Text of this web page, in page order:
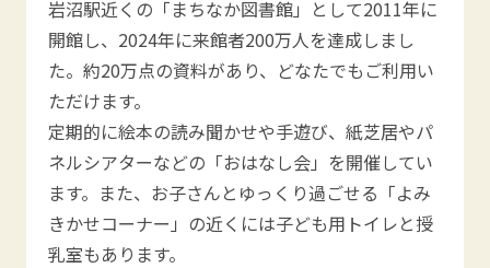
岩沼駅近くの「まちなか図書館」として2011年に
開館し、2024年に来館者200万人を達成しまし
た。約20万点の資料があり、どなたでもご利用い
ただけます。
定期的に絵本の読み聞かせや手遊び、紙芝居やパ
ネルシアターなどの「おはなし会」を開催してい
ます。また、お子さんとゆっくり過ごせる「よみ
きかせコーナー」の近くには子ども用トイレと授
乳室もあります。